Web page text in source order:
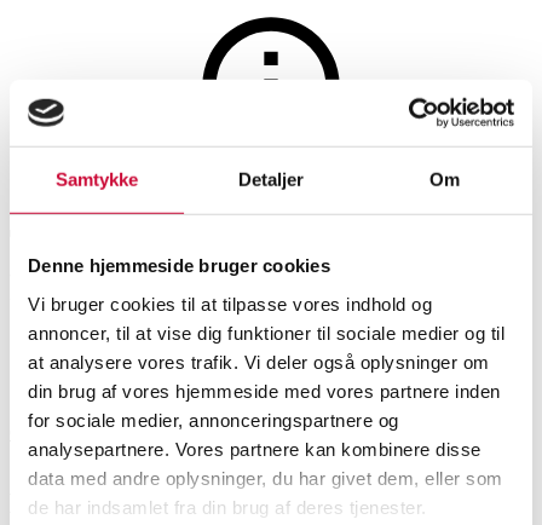
Samtykke Detaljer Om
Denne hjemmeside bruger cookies
Vi bruger cookies til at tilpasse vores indhold og
annoncer, til at vise dig funktioner til sociale medier og til
at analysere vores trafik. Vi deler også oplysninger om
din brug af vores hjemmeside med vores partnere inden
for sociale medier, annonceringspartnere og
analysepartnere. Vores partnere kan kombinere disse
data med andre oplysninger, du har givet dem, eller som
de har indsamlet fra din brug af deres tjenester.
Orientalsk
Auktionen er afsluttet
Rose dekoration , 1800 tallet
SHOWROOM
Odense
VURDERING
DKK 1.900
VARENUMMER
6583439
Beskrivelse